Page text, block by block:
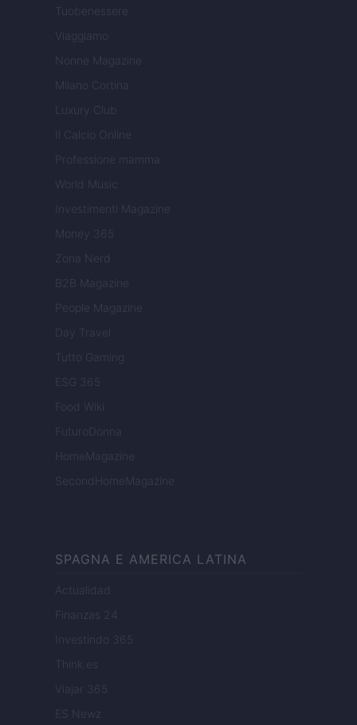
Tuobenessere
Viaggiamo
Nonne Magazine
Milano Cortina
Luxury Club
Il Calcio Online
Professione mamma
World Music
Investimenti Magazine
Money 365
Zona Nerd
B2B Magazine
People Magazine
Day Travel
Tutto Gaming
ESG 365
Food Wiki
FuturoDonna
HomeMagazine
SecondHomeMagazine
SPAGNA E AMERICA LATINA
Actualidad
Finanzas 24
Investindo 365
Think.es
Viajar 365
ES Newz